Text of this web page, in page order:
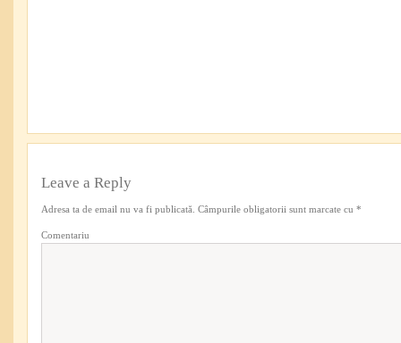
Leave a Reply
Adresa ta de email nu va fi publicată. Câmpurile obligatorii sunt marcate cu *
Comentariu